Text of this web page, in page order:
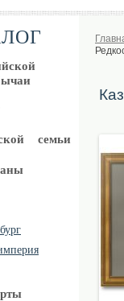
семьи